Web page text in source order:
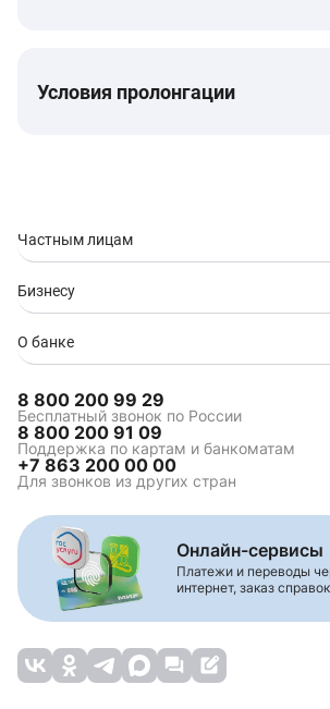
Условия пролонгации
Частным лицам
Бизнесу
О банке
8 800 200 99 29
Бесплатный звонок по России
8 800 200 91 09
Поддержка по картам и банкоматам
+7 863 200 00 00
Для звонков из других стран
Онлайн-сервисы
Платежи и переводы
интернет, заказ справок